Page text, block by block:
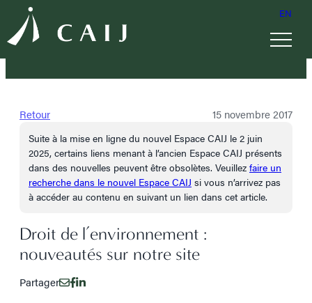
EN
Retour 15 novembre 2017
Suite à la mise en ligne du nouvel Espace CAIJ le 2 juin
2025, certains liens menant à l’ancien Espace CAIJ présents
dans des nouvelles peuvent être obsolètes. Veuillez faire un
recherche dans le nouvel Espace CAIJ si vous n’arrivez pas
à accéder au contenu en suivant un lien dans cet article.
Droit de l’environnement :
nouveautés sur notre site
Partager